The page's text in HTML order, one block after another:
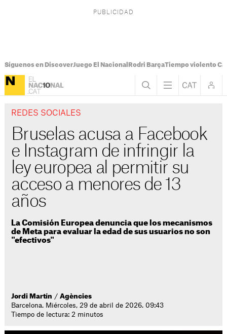
Síguenos en DiscoverJuego El Nacional Rodri BarçaTiempo violento
REDES SOCIALES
Bruselas acusa a Facebook
e Instagram de infringir la
ley europea al permitir su
acceso a menores de 13
años
La Comisión Europea denuncia que los mecanismos
de Meta para evaluar la edad de sus usuarios no son
"efectivos"
Jordi Martín /Agències
Barcelona. Miércoles, 29 de abril de 2026. 09:43
Tiempo de lectura: 2 minutos